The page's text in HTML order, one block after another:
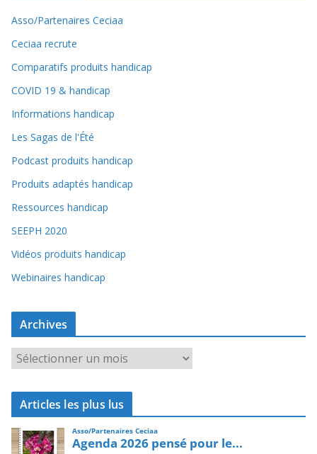
Asso/Partenaires Ceciaa
Ceciaa recrute
Comparatifs produits handicap
COVID 19 & handicap
Informations handicap
Les Sagas de l'Été
Podcast produits handicap
Produits adaptés handicap
Ressources handicap
SEEPH 2020
Vidéos produits handicap
Webinaires handicap
Archives
c
i
v
Articles les plus lus